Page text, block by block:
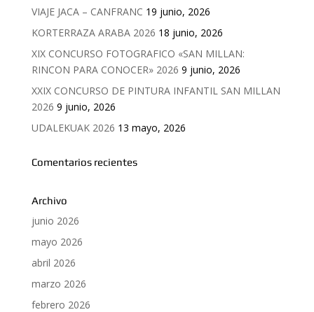
VIAJE JACA – CANFRANC 19 junio, 2026
KORTERRAZA ARABA 2026 18 junio, 2026
XIX CONCURSO FOTOGRAFICO «SAN MILLAN:
RINCON PARA CONOCER» 2026 9 junio, 2026
XXIX CONCURSO DE PINTURA INFANTIL SAN MILLAN
2026 9 junio, 2026
UDALEKUAK 2026 13 mayo, 2026
Comentarios recientes
Archivo
junio 2026
mayo 2026
abril 2026
marzo 2026
febrero 2026